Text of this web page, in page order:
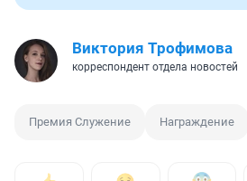
Виктория Трофимова
корреспондент отдела новостей
Премия Служение Награждение